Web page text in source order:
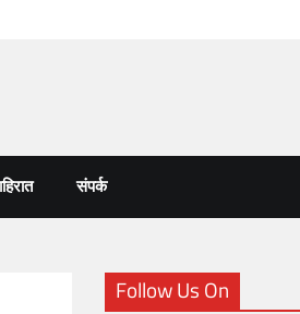
संपर्क
Follow Us On